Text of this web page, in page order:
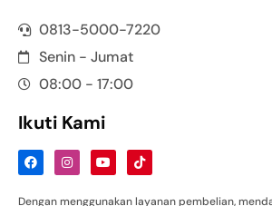
0813-5000-7220
Senin - Jumat
08:00 - 17:00
Ikuti Kami
Dengan menggunakan layanan pembelian,